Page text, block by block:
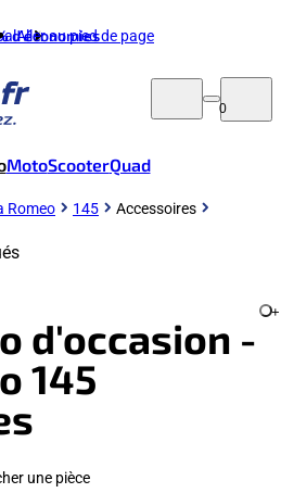
Aller au pied de page
d'économies
0
MotoScooterQuad
Romeo 145 Accessoires
d'occasion -
145
+
une pièce